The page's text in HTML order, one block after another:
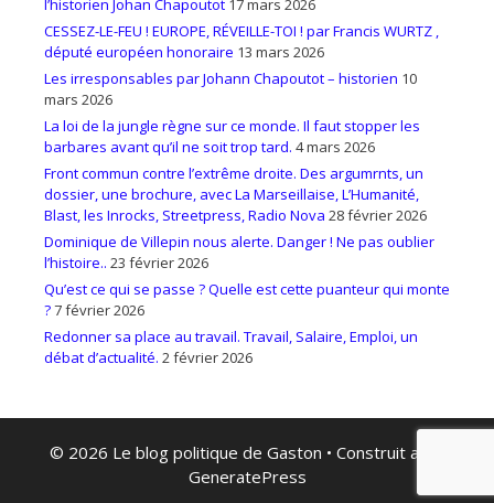
l’historien Johan Chapoutot 17 mars 2026
CESSEZ-LE-FEU ! EUROPE, RÉVEILLE-TOI ! par Francis WURTZ ,
député européen honoraire 13 mars 2026
Les irresponsables par Johann Chapoutot – historien 10
mars 2026
La loi de la jungle règne sur ce monde. Il faut stopper les
barbares avant qu’il ne soit trop tard. 4 mars 2026
Front commun contre l’extrême droite. Des argumrnts, un
dossier, une brochure, avec La Marseillaise, L’Humanité,
Blast, les Inrocks, Streetpress, Radio Nova 28 février 2026
Dominique de Villepin nous alerte. Danger ! Ne pas oublier
l’histoire.. 23 février 2026
Qu’est ce qui se passe ? Quelle est cette puanteur qui monte
?7 février 2026
Redonner sa place au travail. Travail, Salaire, Emploi, un
débat d’actualité. 2 février 2026
© 2026 Le blog politique de Gaston • Construit avec
GeneratePress